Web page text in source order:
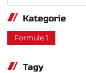
Kategorie
Formule 1
Tagy